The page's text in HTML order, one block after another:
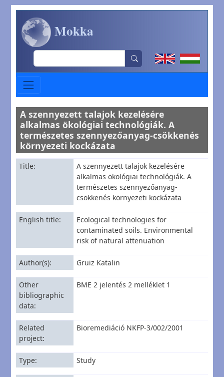
Skip to main content
Mokka
Search
A szennyezett talajok kezelésére
alkalmas ökológiai technológiák. A
természetes szennyezőanyag-csökkenés
környezeti kockázata
Title
A szennyezett talajok kezelésére
alkalmas ökológiai technológiák. A
természetes szennyezőanyag-
csökkenés környezeti kockázata
English title
Ecological technologies for
contaminated soils. Environmental
risk of natural attenuation
Author(s) Gruiz Katalin
Other
bibliographic
data
BME 2 jelentés 2 melléklet 1
Related
project
Bioremediáció NKFP-3/002/2001
Type Study